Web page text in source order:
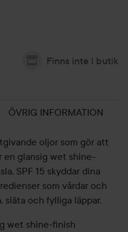
Finns inte i butik
ÖVRIG INFORMATION
oljor som gör att
en glansig wet shine-
SPF 15 skyddar dina
som vårdar och
och fylliga läppar.
wet shine-finish